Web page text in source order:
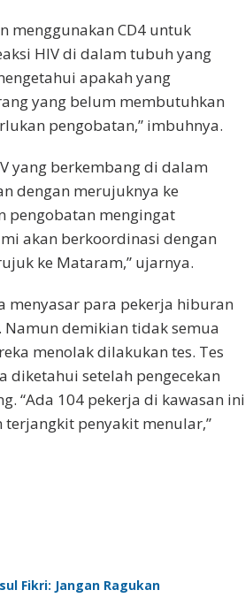
menggunakan CD4 untuk
HIV di dalam tubuh yang
apakah yang
yang belum membutuhkan
pengobatan,” imbuhnya.
yang berkembang di dalam
dengan merujuknya ke
pengobatan mengingat
akan berkoordinasi dengan
ke Mataram,” ujarnya.
menyasar para pekerja hiburan
Namun demikian tidak semua
menolak dilakukan tes. Tes
diketahui setelah pengecekan
“Ada 104 pekerja di kawasan ini
terjangkit penyakit menular,”
Fikri: Jangan Ragukan